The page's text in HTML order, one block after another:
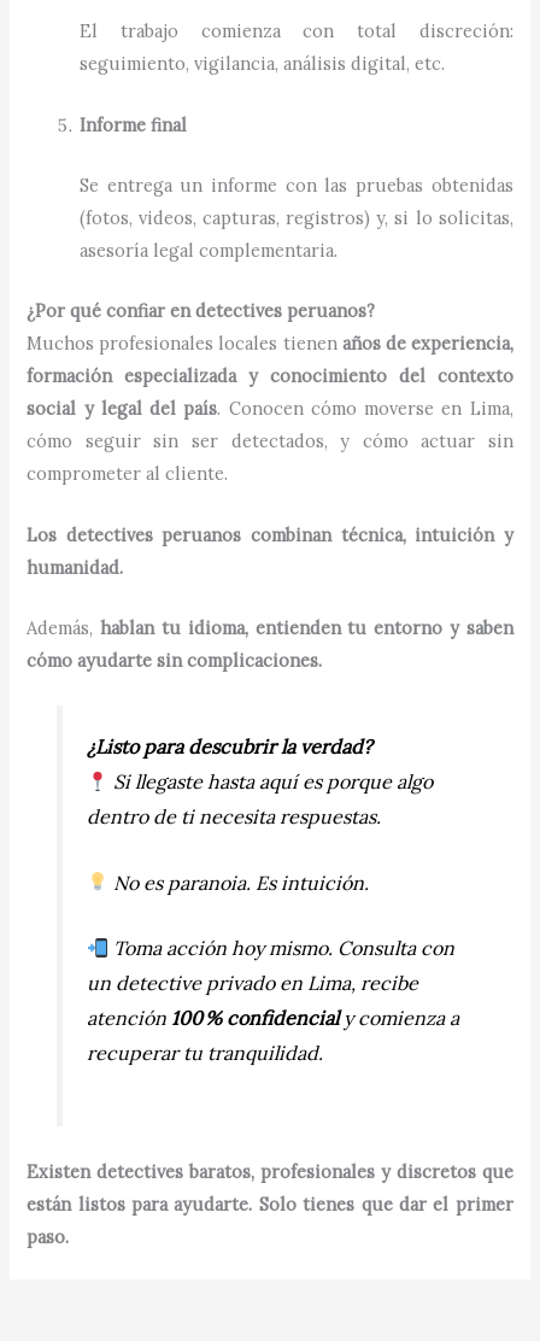
El trabajo comienza con total discreción:
seguimiento, vigilancia, análisis digital, etc.
Informe final
Se entrega un informe con las pruebas obtenidas
(fotos, videos, capturas, registros) y, si lo solicitas,
asesoría legal complementaria.
¿Por qué confiar en detectives peruanos?
Muchos profesionales locales tienen años de experiencia,
formación especializada y conocimiento del contexto
social y legal del país. Conocen cómo moverse en Lima,
cómo seguir sin ser detectados, y cómo actuar sin
comprometer al cliente.
Los detectives peruanos combinan técnica, intuición y
humanidad.
Además,hablan tu idioma, entienden tu entorno y saben
cómo ayudarte sin complicaciones.
¿Listo para descubrir la verdad?
Si llegaste hasta aquí es porque algo
dentro de ti necesita respuestas.
No es paranoia. Es intuición.
Toma acción hoy mismo. Consulta con
un detective privado en Lima, recibe
atención 100 % confidencialy comienza a
recuperar tu tranquilidad.
Existen detectives baratos, profesionales y discretos que
están listos para ayudarte. Solo tienes que dar el primer
paso.